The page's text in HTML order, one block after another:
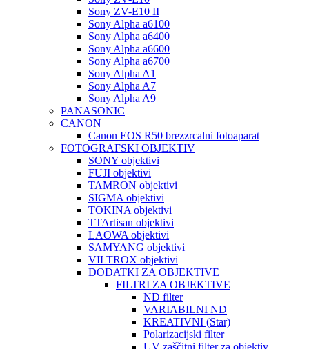
Sony ZV-E10 II
Sony Alpha a6100
Sony Alpha a6400
Sony Alpha a6600
Sony Alpha a6700
Sony Alpha A1
Sony Alpha A7
Sony Alpha A9
PANASONIC
CANON
Canon EOS R50 brezzrcalni fotoaparat
FOTOGRAFSKI OBJEKTIV
SONY objektivi
FUJI objektivi
TAMRON objektivi
SIGMA objektivi
TOKINA objektivi
TTArtisan objektivi
LAOWA objektivi
SAMYANG objektivi
VILTROX objektivi
DODATKI ZA OBJEKTIVE
FILTRI ZA OBJEKTIVE
ND filter
VARIABILNI ND
KREATIVNI (Star)
Polarizacijski filter
UV zaščitni filter za objektiv